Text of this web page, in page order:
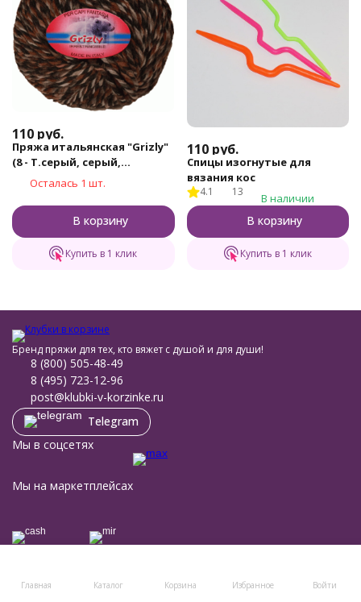
110 руб.
Пряжа итальянская "Grizly"
(8 - Т.серый, серый,
песочный)
Осталась 1 шт.
В корзину
Купить в 1 клик
110 руб.
Спицы изогнутые для
вязания кос
4.1 13 В наличии
В корзину
Купить в 1 клик
Главная Каталог Корзина Избранное Войти
Бренд пряжи для тех, кто вяжет с душой и для души!
8 (800) 505-48-49
8 (495) 723-12-96
post@klubki-v-korzinke.ru
Telegram
Мы в соцсетях
Мы на маркетплейсах
Помощь